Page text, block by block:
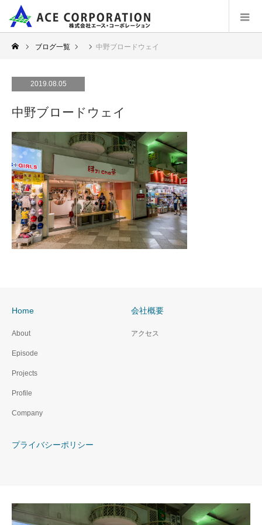
ブログ一覧 中野ブロードウェイ
2019.08.05
中野ブロードウェイ
Home
About
Episode
Projects
Profile
Company
会社概要
アクセス
プライバシーポリシー